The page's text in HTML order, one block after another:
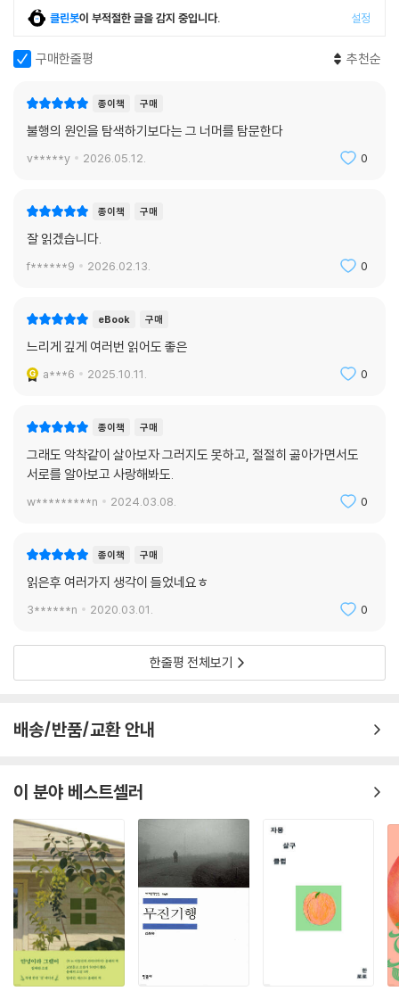
까? 죽은 원혼들이 이승에 남는 이유는 원한 때문이 아니다. 그것은 사랑
-양윤의 (문학평론가)
추천사 전문
이해란 경험이다. 내가 완전히 사라지는 경험. 낯선 방문객은 나에게 이해
를 가르치기 위해 찾아오는 스승이다. 그 스승 앞에서 나는 불안하지만, 그
불안에서 우리의 이야기는 시작되리라.
대합니다!
ean literature's newly opened window to the world.
_단편 ?코끼리?의 소설가 김재영 (Novelist Kim Jae-young)
보다 많은 세계의 독자들이 흥미롭고도 열정적인 한국소설에 탐닉하는 계
I sincerely pray that this story will provide an opportunity to at
tract more readers around the world to the fascinating, passi
onate world of Korean literature.
ang)
어쩌다 길을 잃게 되었는데, 식사동 가구공장 일대였습니다. 진흙길이었
고, 길마다 타이어 자국이 깊게 패어 있었습니다. 공장마다 문을 활짝 열어
습니다. 낯선 여자가 이방인처럼 보였겠지요. ?먼지별?이 다른 나라 말로,
여자가 된 기분입니다. 부디, 낯선 행성에 무사히 착륙하기를 바랍니다.
Once I got lost and found myself in the furniture complex at Si
where. Because the doors of the furniture factories were all o
man, I must have looked strange to them. I am very happy to k
another language. I feel as if I've become that strange woman
peeping into those factories again. I pray for its safe arrival to
a strange new planet.
_단편 ?먼지별?의 소설가 이경 (Novelist Lee Kyung)
표지를 보고 있자니 세월의 결이 새삼 찡하게 느껴집니다. 이 소설 속 아버
지는 여러 해 전 이미 우리 곁을 떠났고, 화자인 아들의 나이가 아버지를 따
라잡았습니다. 자전에 바탕을 둔 얘기여서일까요. 세월의 단층을 넘어 다
클린봇이 부적절한 글을 감지 중입니다. 설정
구매한줄평 추천순
종이책 구매
불행의 원인을 탐색하기보다는 그 너머를 탐문한다
v*****y 2026.05.12. 0
종이책 구매
잘 읽겠습니다.
f******9 2026.02.13. 0
eBook 구매
느리게 깊게 여러번 읽어도 좋은
a***6 2025.10.11. 0
종이책 구매
그래도 악착같이 살아보자 그러지도 못하고, 절절히 곪아가면서도
서로를 알아보고 사랑해봐도.
w*********n 2024.03.08. 0
종이책 구매
읽은후 여러가지 생각이 들었네요ㅎ
3******n 2020.03.01. 0
한줄평 전체보기
배송/반품/교환 안내
이 분야 베스트셀러